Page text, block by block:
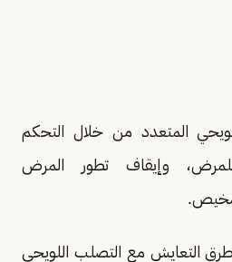
المتعدد من خلال التحكم
وإيقاف تطور المرض
التعايش مع التصلب اللويحي